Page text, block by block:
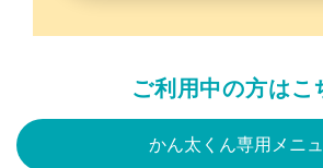
ご利用中の方はこ
かん太くん専用メニ